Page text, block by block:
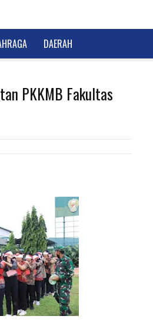
DAERAH
PKKMB Fakultas